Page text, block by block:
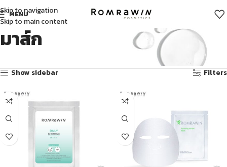
Skip to navigation
Skip to main content
MENU
มาส์ก
Show sidebar
Filters